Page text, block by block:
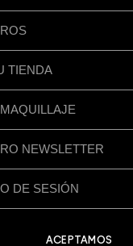
TIENDA
NEWSLETTER
DE SESIÓN
ACEPTAMOS